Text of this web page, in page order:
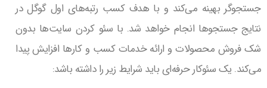
جستجوگر بهینه می‌کند و با هدف کسب رتبه‌های اول گوگل در
نتایج جستجوها انجام خواهد شد. با سئو کردن سایت‌ها بدون
شک فروش محصولات و ارائه خدمات کسب و کارها افزایش پیدا
می‌کند. یک سئوکار حرفه‌ای باید شرایط زیر را داشته باشد: